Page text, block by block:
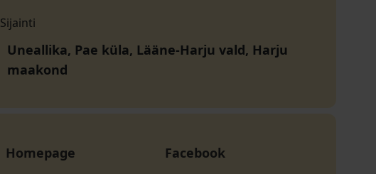
Sijainti
Uneallika, Pae küla, Lääne-Harju vald, Harju
maakond
Homepage
Facebook